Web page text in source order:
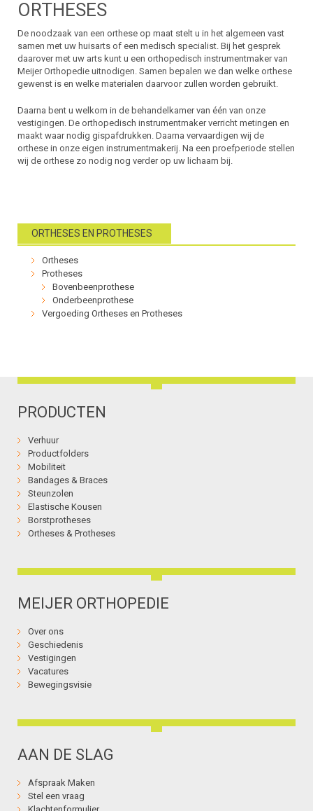
ORTHESES
De noodzaak van een orthese op maat stelt u in het algemeen vast
samen met uw huisarts of een medisch specialist. Bij het gesprek
daarover met uw arts kunt u een orthopedisch instrumentmaker van
Meijer Orthopedie uitnodigen. Samen bepalen we dan welke orthese
gewenst is en welke materialen daarvoor zullen worden gebruikt.
Daarna bent u welkom in de behandelkamer van één van onze
vestigingen. De orthopedisch instrumentmaker verricht metingen en
maakt waar nodig gispafdrukken. Daarna vervaardigen wij de
orthese in onze eigen instrumentmakerij. Na een proefperiode stellen
wij de orthese zo nodig nog verder op uw lichaam bij.
ORTHESES EN PROTHESES
Ortheses
Protheses
Bovenbeenprothese
Onderbeenprothese
Vergoeding Ortheses en Protheses
PRODUCTEN
Verhuur
Productfolders
Mobiliteit
Bandages & Braces
Steunzolen
Elastische Kousen
Borstprotheses
Ortheses & Protheses
MEIJER ORTHOPEDIE
Over ons
Geschiedenis
Vestigingen
Vacatures
Bewegingsvisie
AAN DE SLAG
Afspraak Maken
Stel een vraag